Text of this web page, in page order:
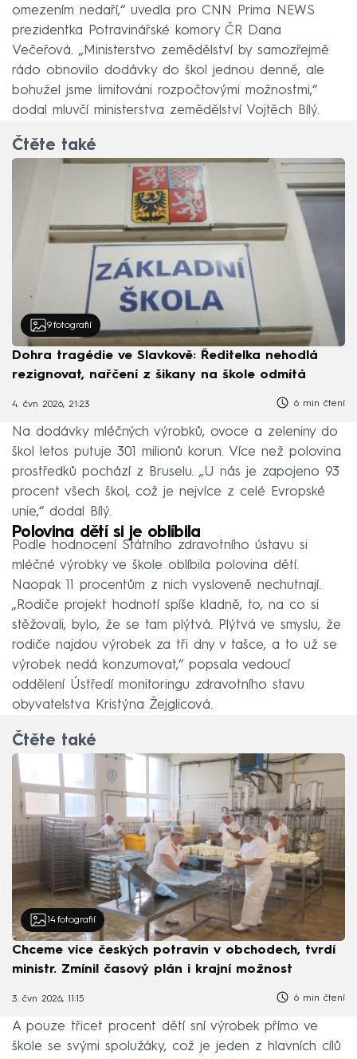
omezením nedaří,“ uvedla pro CNN Prima NEWS
prezidentka Potravinářské komory ČR Dana
Večeřová. „Ministerstvo zemědělství by samozřejmě
rádo obnovilo dodávky do škol jednou denně, ale
bohužel jsme limitováni rozpočtovými možnostmi,“
dodal mluvčí ministerstva zemědělství Vojtěch Bílý.
Čtěte také
9 fotografií
Dohra tragédie ve Slavkově: Ředitelka nehodlá
rezignovat, nařčení z šikany na škole odmítá
4. čvn 2026, 21:23 6 min čtení
Na dodávky mléčných výrobků, ovoce a zeleniny do
škol letos putuje 301 milionů korun. Více než polovina
prostředků pochází z Bruselu. „U nás je zapojeno 93
procent všech škol, což je nejvíce z celé Evropské
unie,“ dodal Bílý.
Polovina dětí si je oblíbila
Podle hodnocení Státního zdravotního ústavu si
mléčné výrobky ve škole oblíbila polovina dětí.
Naopak 11 procentům z nich vysloveně nechutnají.
„Rodiče projekt hodnotí spíše kladně, to, na co si
stěžovali, bylo, že se tam plýtvá. Plýtvá ve smyslu, že
rodiče najdou výrobek za tři dny v tašce, a to už se
výrobek nedá konzumovat,“ popsala vedoucí
oddělení Ústředí monitoringu zdravotního stavu
obyvatelstva Kristýna Žejglicová.
Čtěte také
14 fotografií
Chceme více českých potravin v obchodech, tvrdí
ministr. Zmínil časový plán i krajní možnost
3. čvn 2026, 11:15 6 min čtení
A pouze třicet procent dětí sní výrobek přímo ve
škole se svými spolužáky, což je jeden z hlavních cílů